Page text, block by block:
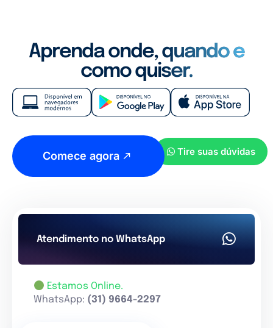
Aprenda onde, quando e
como quiser.
Comece agora Tire suas dúvidas
Atendimento no WhatsApp
Estamos Online.
WhatsApp: (31) 9664-2297